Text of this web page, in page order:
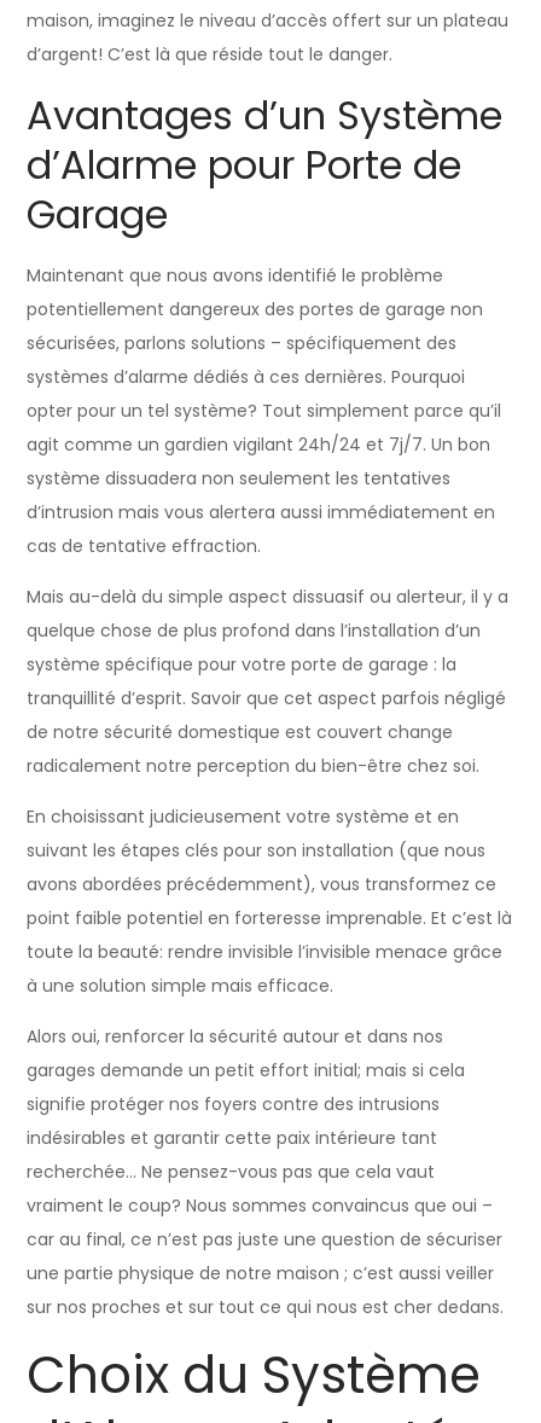
maison, imaginez le niveau d’accès offert sur un plateau
d’argent! C’est là que réside tout le danger.
Avantages d’un Système
d’Alarme pour Porte de
Garage
Maintenant que nous avons identifié le problème
potentiellement dangereux des portes de garage non
sécurisées, parlons solutions – spécifiquement des
systèmes d’alarme dédiés à ces dernières. Pourquoi
opter pour un tel système? Tout simplement parce qu’il
agit comme un gardien vigilant 24h/24 et 7j/7. Un bon
système dissuadera non seulement les tentatives
d’intrusion mais vous alertera aussi immédiatement en
cas de tentative effraction.
Mais au-delà du simple aspect dissuasif ou alerteur, il y a
quelque chose de plus profond dans l’installation d’un
système spécifique pour votre porte de garage : la
tranquillité d’esprit. Savoir que cet aspect parfois négligé
de notre sécurité domestique est couvert change
radicalement notre perception du bien-être chez soi.
En choisissant judicieusement votre système et en
suivant les étapes clés pour son installation (que nous
avons abordées précédemment), vous transformez ce
point faible potentiel en forteresse imprenable. Et c’est là
toute la beauté: rendre invisible l’invisible menace grâce
à une solution simple mais efficace.
Alors oui, renforcer la sécurité autour et dans nos
garages demande un petit effort initial; mais si cela
signifie protéger nos foyers contre des intrusions
indésirables et garantir cette paix intérieure tant
recherchée… Ne pensez-vous pas que cela vaut
vraiment le coup? Nous sommes convaincus que oui –
car au final, ce n’est pas juste une question de sécuriser
une partie physique de notre maison ; c’est aussi veiller
sur nos proches et sur tout ce qui nous est cher dedans.
Choix du Système